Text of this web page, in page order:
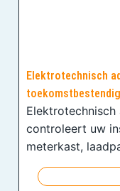
Elektrotechnisch
Elektrotechnisch
controleert uw
meterkast,